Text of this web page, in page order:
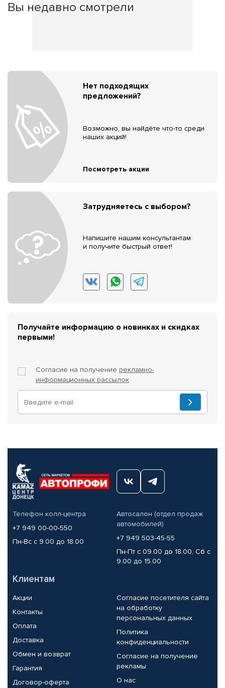
Вы недавно смотрели
Нет подходящих
предложений?
Возможно, вы найдёте что-то среди
наших акций!
Посмотреть акции
Затрудняетесь с выбором?
Напишите нашим консультантам
и получите быстрый ответ!
Получайте информацию о новинках и скидках
первыми!
Согласие на получение рекламно-
информационных рассылок
Телефон колл-центра
+7 949 00-00-550
Пн-Вс с 9.00 до 18.00
Автосалон (отдел продаж
автомобилей)
+7 949 503-45-55
Пн-Пт с 09.00 до 18.00, Сб с
9.00 до 15.00
Клиентам
Акции
Контакты
Оплата
Доставка
Обмен и возврат
Гарантия
Договор-оферта
Согласие посетителя сайта
на обработку
персональных данных
Политика
конфиденциальности
Согласие на получение
рекламы
О нас